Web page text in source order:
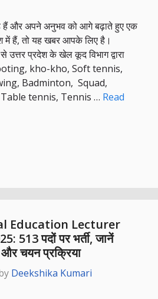
और अपने अनुभव को आगे बढ़ाते हुए एक
में हैं, तो यह खबर आपके लिए है।
उत्तर प्रदेश के खेल कूद विभाग द्वारा
kho-kho, Soft tennis,
Badminton, Squad,
tennis, Tennis … Read
Education Lecturer
513 पदों पर भर्ती, जानें
और चयन प्रक्रिया
Deekshika Kumari